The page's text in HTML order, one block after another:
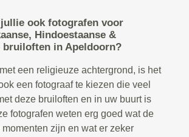
jullie ook fotografen voor
Hindoestaanse &
bruiloften in Apeldoorn?
een religieuze achtergrond, is het
een fotograaf te kiezen die veel
deze bruiloften en in uw buurt is
fotografen weten erg goed wat de
zijn en wat er zeker